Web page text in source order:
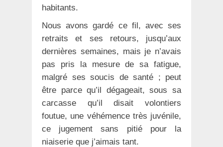
habitants.
Nous avons gardé ce fil, avec ses
retraits et ses retours, jusqu’aux
dernières semaines, mais je n’avais
pas pris la mesure de sa fatigue,
malgré ses soucis de santé ; peut
être parce qu’il dégageait, sous sa
carcasse qu’il disait volontiers
foutue, une véhémence très juvénile,
ce jugement sans pitié pour la
niaiserie que j’aimais tant.